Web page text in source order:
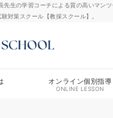
先生の学習コーチによる質の高いマン
対策スクール【教採スクール】。
オンライン個別指導
ONLINE LESSON